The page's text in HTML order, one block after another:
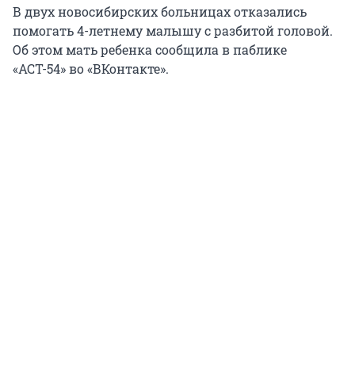
В двух новосибирских больницах отказались
помогать 4-летнему малышу с разбитой головой.
Об этом мать ребенка сообщила в паблике
«АСТ-54» во «ВКонтакте».